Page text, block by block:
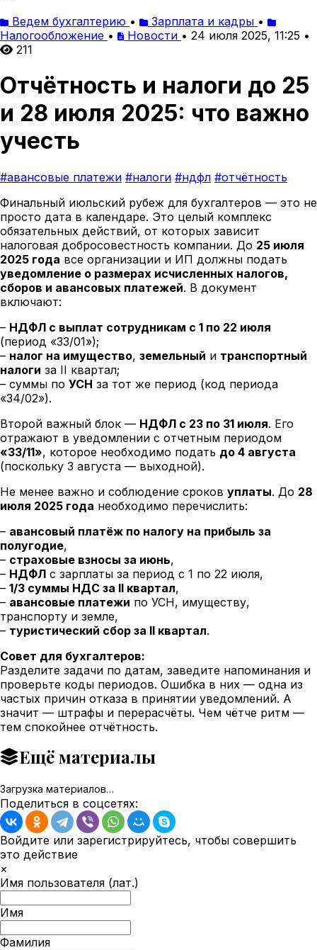
Ведем бухгалтерию • Зарплата и кадры •
Налогообложение • Новости • 24 июля 2025, 11:25 •
211
Отчётность и налоги до 25
и 28 июля 2025: что важно
учесть
#авансовые платежи #налоги #ндфл #отчётность
Финальный июльский рубеж для бухгалтеров — это не
просто дата в календаре. Это целый комплекс
обязательных действий, от которых зависит
налоговая добросовестность компании. До 25 июля
2025 года все организации и ИП должны подать
уведомление о размерах исчисленных налогов,
сборов и авансовых платежей. В документ
включают:
– НДФЛ с выплат сотрудникам с 1 по 22 июля
(период «33/01»);
– налог на имущество, земельный и транспортный
налоги за II квартал;
– суммы по УСН за тот же период (код периода
«34/02»).
Второй важный блок — НДФЛ с 23 по 31 июля. Его
отражают в уведомлении с отчетным периодом
«33/11», которое необходимо подать до 4 августа
(поскольку 3 августа — выходной).
Не менее важно и соблюдение сроков уплаты. До 28
июля 2025 года необходимо перечислить:
– авансовый платёж по налогу на прибыль за
полугодие,
– страховые взносы за июнь,
– НДФЛ с зарплаты за период с 1 по 22 июля,
– 1/3 суммы НДС за II квартал,
– авансовые платежи по УСН, имуществу,
транспорту и земле,
– туристический сбор за II квартал.
Совет для бухгалтеров:
Разделите задачи по датам, заведите напоминания и
проверьте коды периодов. Ошибка в них — одна из
частых причин отказа в принятии уведомлений. А
значит — штрафы и перерасчёты. Чем чётче ритм —
тем спокойнее отчётность.
Ещё материалы
Загрузка материалов…
Поделиться в соцсетях:
Войдите или зарегистрируйтесь, чтобы совершить
это действие
×
Имя пользователя (лат.)
Имя
Фамилия